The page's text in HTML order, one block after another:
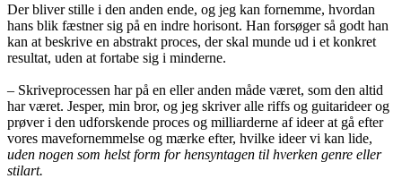
Der bliver stille i den anden ende, og jeg kan fornemme, hvordan
hans blik fæstner sig på en indre horisont. Han forsøger så godt han
kan at beskrive en abstrakt proces, der skal munde ud i et konkret
resultat, uden at fortabe sig i minderne.
– Skriveprocessen har på en eller anden måde været, som den altid
har været. Jesper, min bror, og jeg skriver alle riffs og guitarideer og
prøver i den udforskende proces og milliarderne af ideer at gå efter
vores mavefornemmelse og mærke efter, hvilke ideer vi kan lide,
uden nogen som helst form for hensyntagen til hverken genre eller
stilart.